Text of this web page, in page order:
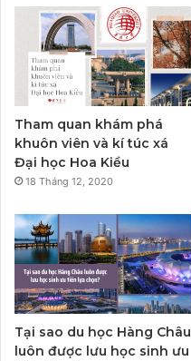
Tham quan khám phá
khuôn viên và kí túc xá
Đại học Hoa Kiều
18 Tháng 12, 2020
Tại sao du học Hàng Châu
luôn được lưu học sinh ưu